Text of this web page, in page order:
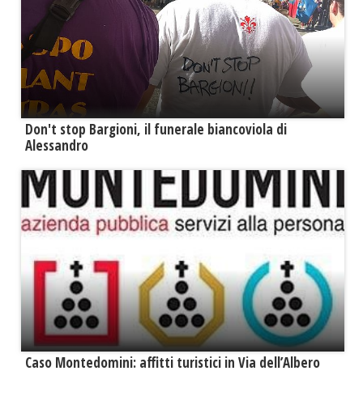
Don't stop Bargioni, il funerale biancoviola di
Alessandro
Caso Montedomini: affitti turistici in Via dell’Albero